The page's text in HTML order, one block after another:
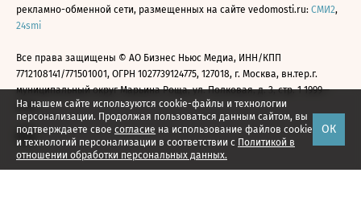
На нашем сайте используются cookie-файлы и технологии
персонализации. Продолжая пользоваться данным сайтом, вы
подтверждаете свое согласие на использование файлов cookie
и технологий персонализации в соответствии с Политикой в
отношении обработки персональных данных.
ОК
рекламно-обменной сети, размещенных на сайте vedomosti.ru: СМИ2,
24smi
Все права защищены © АО Бизнес Ньюс Медиа, ИНН/КПП
7712108141/771501001, ОГРН 1027739124775, 127018, г. Москва, вн.тер.г.
муниципальный округ Марьина Роща, ул. Полковая, д. 3, стр. 1 1999—
2026